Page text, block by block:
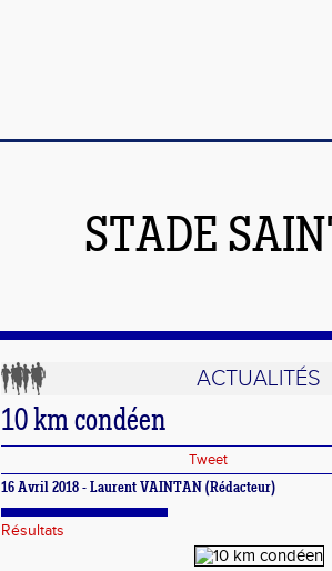
STADE
ACTUALITÉS
10 km condéen
Tweet
16 Avril 2018 - Laurent VAINTAN (Rédacteur)
Résultats